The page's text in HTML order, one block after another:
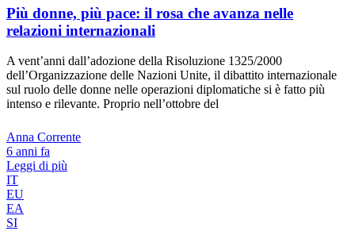
Più donne, più pace: il rosa che avanza nelle
relazioni internazionali
A vent’anni dall’adozione della Risoluzione 1325/2000
dell’Organizzazione delle Nazioni Unite, il dibattito internazionale
sul ruolo delle donne nelle operazioni diplomatiche si è fatto più
intenso e rilevante. Proprio nell’ottobre del
Anna Corrente
6 anni fa
Leggi di più
IT
EU
EA
SI